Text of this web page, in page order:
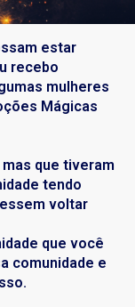
estar
recebo
mulheres
Mágicas
que tiveram
tendo
voltar
que você
comunidade e